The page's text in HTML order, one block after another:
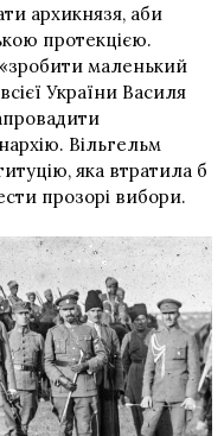
архикнязя, аби
протекцією.
маленький
України Василя
Вільгельм
яка втратила б
прозорі вибори.